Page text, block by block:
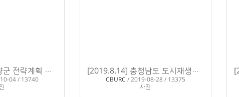
H [2019.09.17] 단양군 전략계획 컨설팅
04 / 13740
[2019.8.14] 충청남도 도시재생지원센터 방문
CBURC / 2019-08-28 / 13375
사진